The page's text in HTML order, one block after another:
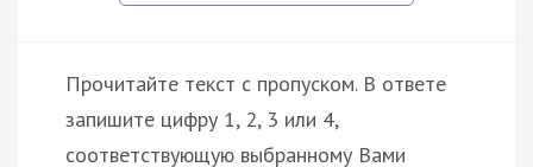
Прочитайте текст с пропуском. В ответе
запишите цифру 1, 2, 3 или 4,
соответствующую выбранному Вами